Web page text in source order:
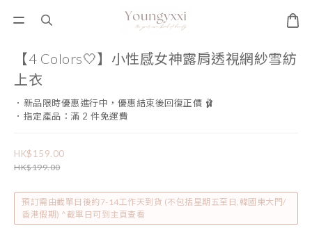
【4 Colors🤍】小性感女神露肩透視網紗雪紡
上衣
．新品限時優惠進行中，優惠結束後回復正價 🩰
．指定產品：滿 2 件免運費
HK$159.00
HK$199.00
預訂需由截單日後約7-14工作天到貨 (不包括星期五至日,韓國東大門/
香港假期) ^截單日可到主頁查看